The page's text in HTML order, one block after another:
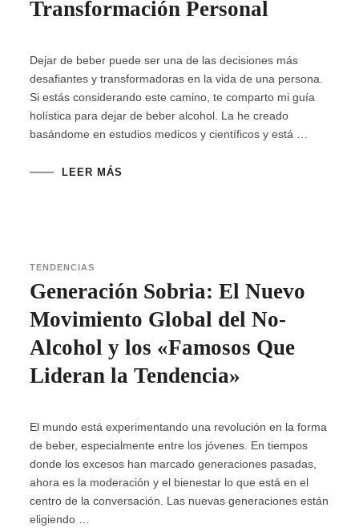
Transformación Personal
Dejar de beber puede ser una de las decisiones más
desafiantes y transformadoras en la vida de una persona.
Si estás considerando este camino, te comparto mi guía
holística para dejar de beber alcohol. La he creado
basándome en estudios medicos y científicos y está …
LEER MÁS
TENDENCIAS
Generación Sobria: El Nuevo
Movimiento Global del No-
Alcohol y los «Famosos Que
Lideran la Tendencia»
El mundo está experimentando una revolución en la forma
de beber, especialmente entre los jóvenes. En tiempos
donde los excesos han marcado generaciones pasadas,
ahora es la moderación y el bienestar lo que está en el
centro de la conversación. Las nuevas generaciones están
eligiendo …